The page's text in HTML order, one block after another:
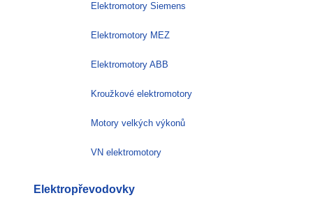
Elektromotory Siemens
Elektromotory MEZ
Elektromotory ABB
Kroužkové elektromotory
Motory velkých výkonů
VN elektromotory
Elektropřevodovky